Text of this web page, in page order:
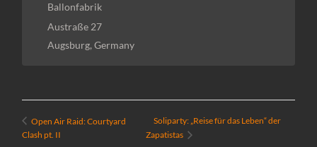
Ballonfabrik
Austraße 27
Augsburg,Germany
Open Air Raid: Courtyard
Clash pt. II
Soliparty: „Reise für das Leben“ der
Zapatistas